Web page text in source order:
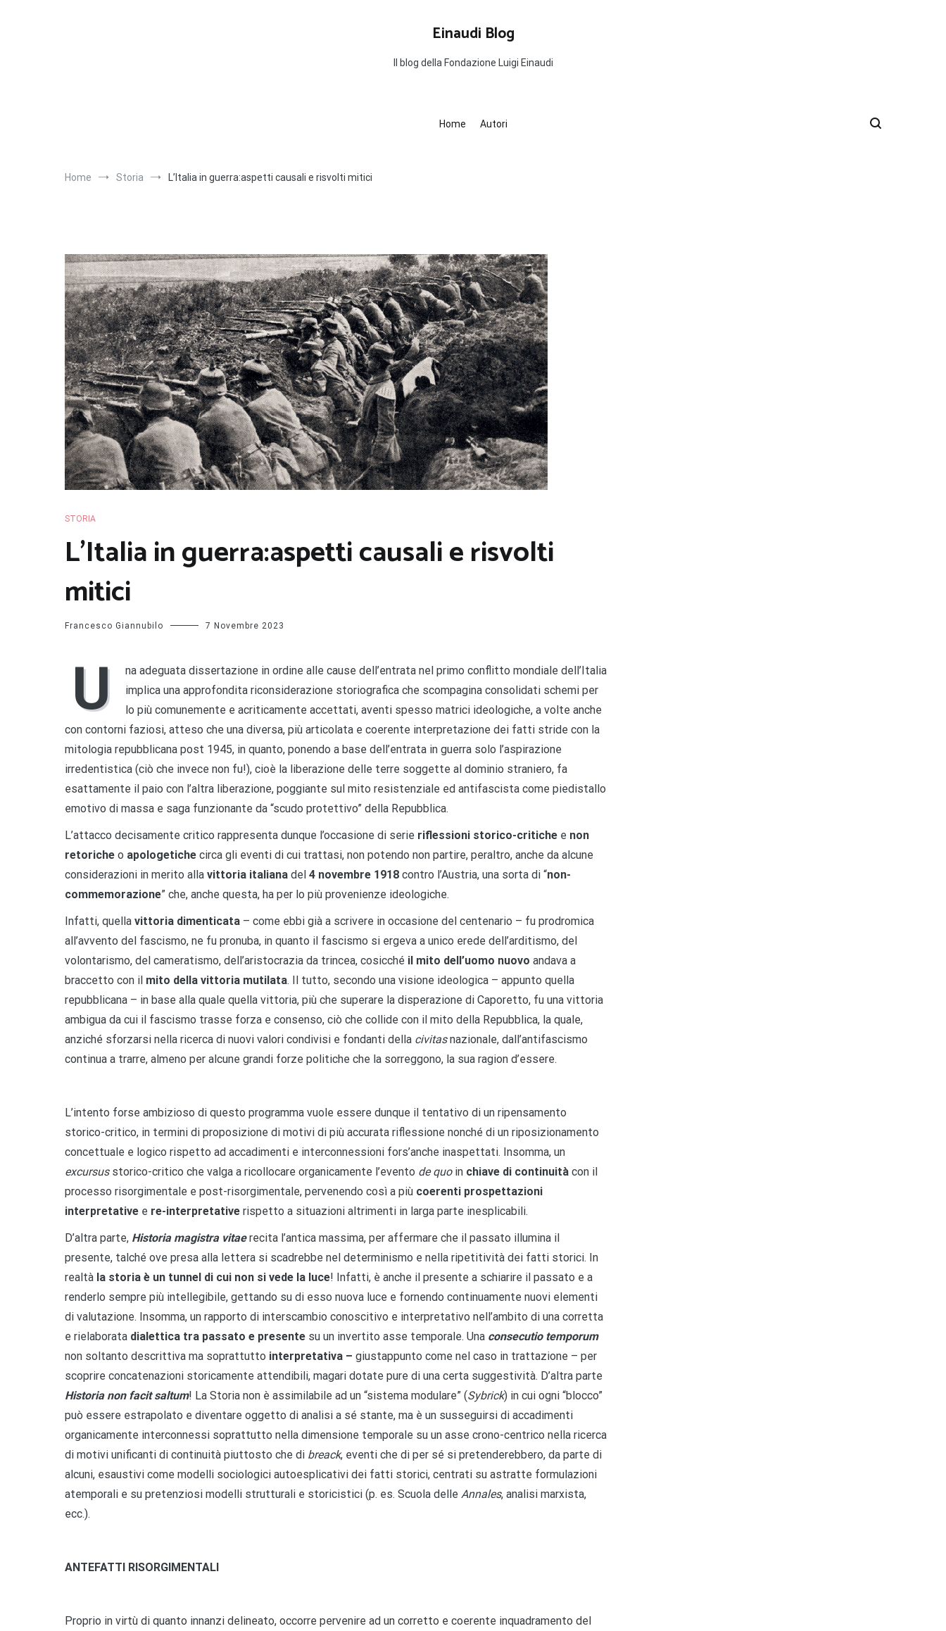
Einaudi Blog
Il blog della Fondazione Luigi Einaudi
Home Autori
Home Storia L’Italia in guerra:aspetti causali e risvolti mitici
STORIA
L’Italia in guerra:aspetti causali e risvolti
mitici
Francesco Giannubilo 7 Novembre 2023
U
na adeguata dissertazione in ordine alle cause dell’entrata nel primo conflitto mondiale dell’Italia
implica una approfondita riconsiderazione storiografica che scompagina consolidati schemi per
lo più comunemente e acriticamente accettati, aventi spesso matrici ideologiche, a volte anche
con contorni faziosi, atteso che una diversa, più articolata e coerente interpretazione dei fatti stride con la
mitologia repubblicana post 1945, in quanto, ponendo a base dell’entrata in guerra solo l’aspirazione
irredentistica (ciò che invece non fu!), cioè la liberazione delle terre soggette al dominio straniero, fa
esattamente il paio con l’altra liberazione, poggiante sul mito resistenziale ed antifascista come piedistallo
emotivo di massa e saga funzionante da “scudo protettivo” della Repubblica.
L’attacco decisamente critico rappresenta dunque l’occasione di serie riflessioni storico-critiche e non
retoriche o apologetiche circa gli eventi di cui trattasi, non potendo non partire, peraltro, anche da alcune
considerazioni in merito alla vittoria italiana del 4 novembre 1918 contro l’Austria, una sorta di “non-
commemorazione” che, anche questa, ha per lo più provenienze ideologiche.
Infatti, quella vittoria dimenticata – come ebbi già a scrivere in occasione del centenario – fu prodromica
all’avvento del fascismo, ne fu pronuba, in quanto il fascismo si ergeva a unico erede dell’arditismo, del
volontarismo, del cameratismo, dell’aristocrazia da trincea, cosicché il mito dell’uomo nuovo andava a
braccetto con il mito della vittoria mutilata. Il tutto, secondo una visione ideologica – appunto quella
repubblicana – in base alla quale quella vittoria, più che superare la disperazione di Caporetto, fu una vittoria
ambigua da cui il fascismo trasse forza e consenso, ciò che collide con il mito della Repubblica, la quale,
anziché sforzarsi nella ricerca di nuovi valori condivisi e fondanti della civitasnazionale, dall’antifascismo
continua a trarre, almeno per alcune grandi forze politiche che la sorreggono, la sua ragion d’essere.
L’intento forse ambizioso di questo programma vuole essere dunque il tentativo di un ripensamento
storico-critico, in termini di proposizione di motivi di più accurata riflessione nonché di un riposizionamento
concettuale e logico rispetto ad accadimenti e interconnessioni fors’anche inaspettati. Insomma, un
excursusstorico-critico che valga a ricollocare organicamente l’evento de quoin chiave di continuità con il
processo risorgimentale e post-risorgimentale, pervenendo così a più coerenti prospettazioni
interpretative e re-interpretative rispetto a situazioni altrimenti in larga parte inesplicabili.
D’altra parte, Historia magistra vitaerecita l’antica massima, per affermare che il passato illumina il
presente, talché ove presa alla lettera si scadrebbe nel determinismo e nella ripetitività dei fatti storici. In
realtà la storia è un tunnel di cui non si vede la luce! Infatti, è anche il presente a schiarire il passato e a
renderlo sempre più intellegibile, gettando su di esso nuova luce e fornendo continuamente nuovi elementi
di valutazione. Insomma, un rapporto di interscambio conoscitivo e interpretativo nell’ambito di una corretta
e rielaborata dialettica tra passato e presente su un invertito asse temporale. Una consecutio temporum
non soltanto descrittiva ma soprattutto interpretativa – giustappunto come nel caso in trattazione – per
scoprire concatenazioni storicamente attendibili, magari dotate pure di una certa suggestività. D’altra parte
Historia non facit saltum! La Storia non è assimilabile ad un “sistema modulare” (Sybrick) in cui ogni “blocco”
può essere estrapolato e diventare oggetto di analisi a sé stante, ma è un susseguirsi di accadimenti
organicamente interconnessi soprattutto nella dimensione temporale su un asse crono-centrico nella ricerca
di motivi unificanti di continuità piuttosto che di breack, eventi che di per sé si pretenderebbero, da parte di
alcuni, esaustivi come modelli sociologici autoesplicativi dei fatti storici, centrati su astratte formulazioni
atemporali e su pretenziosi modelli strutturali e storicistici (p. es. Scuola delle Annales, analisi marxista,
ecc.).
ANTEFATTI RISORGIMENTALI
Proprio in virtù di quanto innanzi delineato, occorre pervenire ad un corretto e coerente inquadramento del